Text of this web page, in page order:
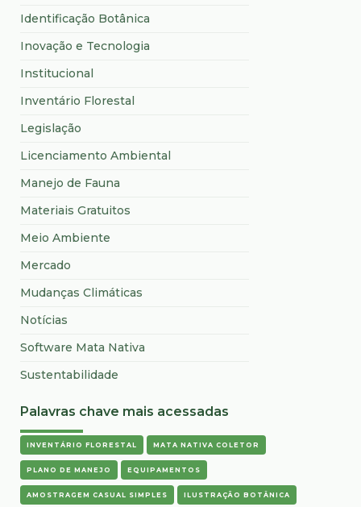
Identificação Botânica
Inovação e Tecnologia
Institucional
Inventário Florestal
Legislação
Licenciamento Ambiental
Manejo de Fauna
Materiais Gratuitos
Meio Ambiente
Mercado
Mudanças Climáticas
Notícias
Software Mata Nativa
Sustentabilidade
Palavras chave mais acessadas
INVENTÁRIO FLORESTAL MATA NATIVA COLETOR
PLANO DE MANEJO EQUIPAMENTOS
AMOSTRAGEM CASUAL SIMPLES ILUSTRAÇÃO BOTÂNICA